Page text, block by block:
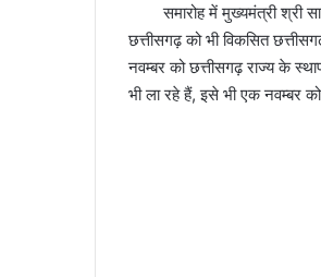
समारोह में मुख्यमंत्री श्री
छत्तीसगढ़ को भी विकसित
नवम्बर को छत्तीसगढ़ राज्य के
भी ला रहे हैं, इसे भी एक नवम्बर